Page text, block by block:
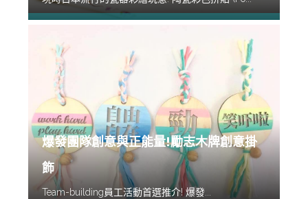
爆發團隊創意與正能量!勵志木牌創意掛
飾
Team-building員工活動首選推介! 爆發...